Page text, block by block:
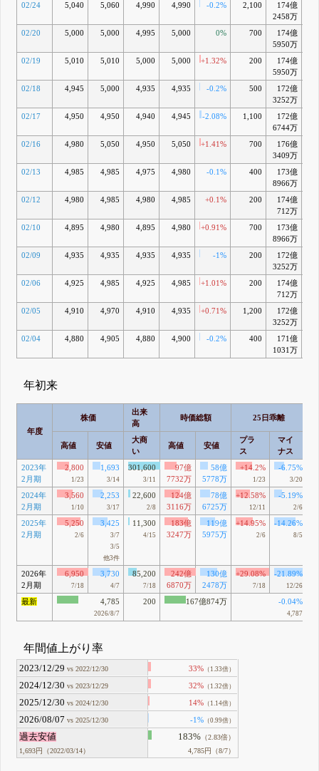
02/24 5,040 5,060 4,990 4,990 -0.2% 2,100
174億
2458万
02/20 5,000 5,000 4,995 5,000 0% 700
174億
5950万
02/19 5,010 5,010 5,000 5,000 +1.32% 200
174億
5950万
02/18 4,945 5,000 4,935 4,935 -0.2% 500
172億
3252万
02/17 4,950 4,950 4,940 4,945 -2.08% 1,100
172億
6744万
02/16 4,980 5,050 4,950 5,050 +1.41% 700
176億
3409万
02/13 4,985 4,985 4,975 4,980 -0.1% 400
173億
8966万
02/12 4,980 4,985 4,980 4,985 +0.1% 200
174億
712万
02/10 4,895 4,980 4,895 4,980 +0.91% 700
173億
8966万
02/09 4,935 4,935 4,935 4,935 -1% 200
172億
3252万
02/06 4,925 4,985 4,925 4,985 +1.01% 200
174億
712万
02/05 4,910 4,970 4,910 4,935 +0.71% 1,200
172億
3252万
02/04 4,880 4,905 4,880 4,900 -0.2% 400
171億
1031万
年初来
年度
株価
出来
高
時価総額 25日乖離
高値 安値
大商
い
高値 安値
プラ
ス
マイ
ナス
2023年
2月期
2,800
1/23
1,693
3/14
301,600
3/11
97億
7732万
58億
5778万
+14.2%
1/23
-6.75%
3/20
2024年
2月期
3,560
1/10
2,253
3/17
22,600
2/8
124億
3116万
78億
6725万
+12.58%
12/11
-5.19%
2/6
2025年
2月期
5,250
2/6
3,425
3/7
3/5
他3件
11,300
4/15
183億
3247万
119億
5975万
+14.95%
2/6
-14.26%
8/5
2026年
2月期
6,950
7/18
3,730
4/7
85,200
7/18
242億
6870万
130億
2478万
+29.08%
7/18
-21.89%
12/26
最新 4,785
2026/8/7
200 167億874万 -0.04%
4,787
年間値上がり率
2023/12/29 vs 2022/12/30 33% （1.33倍）
2024/12/30 vs 2023/12/29 32% （1.32倍）
2025/12/30 vs 2024/12/30 14% （1.14倍）
2026/08/07 vs 2025/12/30 -1% （0.99倍）
過去安値
1,693円（2022/03/14）
183% （2.83倍）
4,785円（8/7）